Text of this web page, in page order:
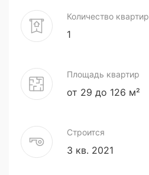
Количество квартир
1
Площадь квартир
от 29 до 126 м²
Строится
3 кв. 2021